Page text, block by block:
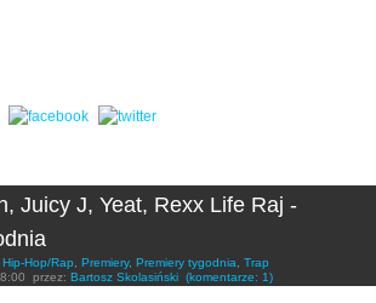
Juicy J, Yeat, Rexx Life Raj -
Hip-Hop/Rap, Premiery, Premiery tygodnia, Trap
przez: Bartosz Skolasiński (komentarze: 1)